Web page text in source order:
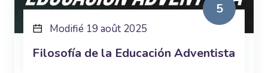
Modifié 19 août 2025
Filosofía de la Educación Adventista
5